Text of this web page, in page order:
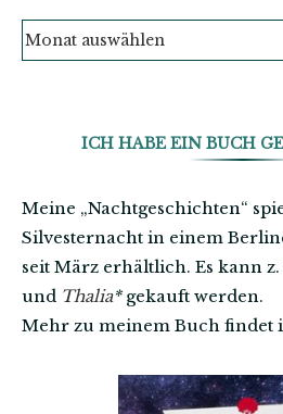
ICH HABE EIN BUCH
Meine „Nachtgeschichten“
Silvesternacht in einem
seit März erhältlich. Es kann z.
und Thalia*gekauft werden.
Mehr zu meinem Buch findet